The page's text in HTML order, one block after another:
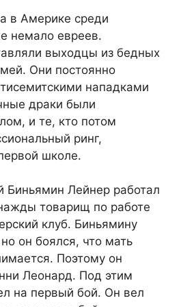
в Америке среди
немало евреев.
выходцы из бедных
Они постоянно
нападками
драки были
и те, кто потом
ринг,
школе.
Биньямин Лейнер работал
товарищ по работе
клуб. Биньямину
он боялся, что мать
Поэтому он
Леонард. Под этим
на первый бой. Он вел